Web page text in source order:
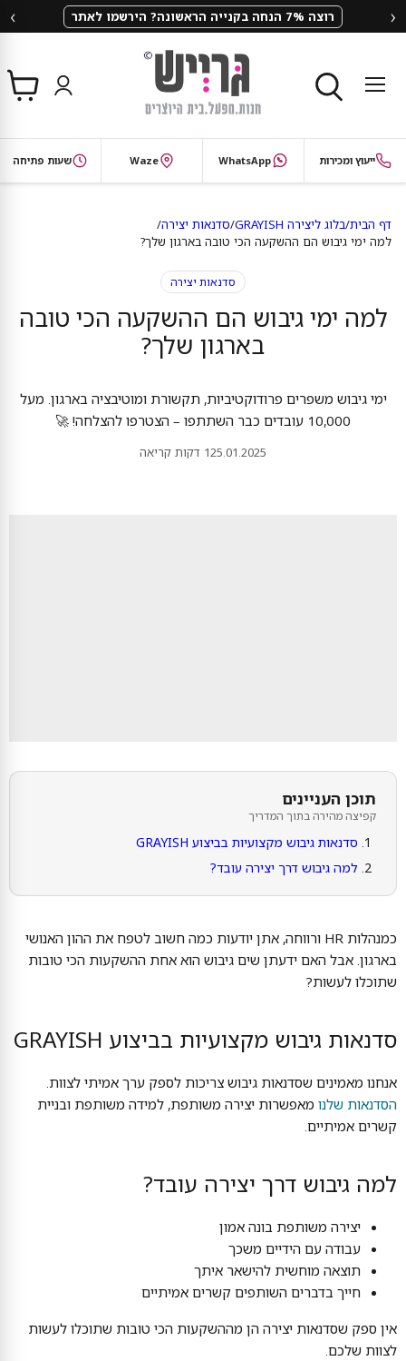
‹ רוצה 7% הנחה בקנייה הראשונה? הירשמו לאתר ›
תפריט
צפי
בסל
ייעוץ ומכירות WhatsApp
Waze שעות פתיחה
דף הבית/בלוג ליצירה GRAYISH /סדנאות יצירה/
למה ימי גיבוש הם ההשקעה הכי טובה בארגון שלך?
סדנאות יצירה
למה ימי גיבוש הם ההשקעה הכי טובה
בארגון שלך?
ימי גיבוש משפרים פרודוקטיביות, תקשורת ומוטיבציה בארגון. מעל
10,000 עובדים כבר השתתפו – הצטרפו להצלחה! 🚀
25.01.20251 דקות קריאה
תוכן העניינים
קפיצה מהירה בתוך המדריך
סדנאות גיבוש מקצועיות בביצוע GRAYISH
למה גיבוש דרך יצירה עובד?
כמנהלות HR ורווחה, אתן יודעות כמה חשוב לטפח את ההון האנושי
בארגון. אבל האם ידעתן שים גיבוש הוא אחת ההשקעות הכי טובות
שתוכלו לעשות?
סדנאות גיבוש מקצועיות בביצוע GRAYISH
אנחנו מאמינים שסדנאות גיבוש צריכות לספק ערך אמיתי לצוות.
הסדנאות שלנו מאפשרות יצירה משותפת, למידה משותפת ובניית
קשרים אמיתיים.
למה גיבוש דרך יצירה עובד?
יצירה משותפת בונה אמון
עבודה עם הידיים משכך
תוצאה מוחשית להישאר איתך
חייך בדברים השותפים קשרים אמיתיים
אין ספק שסדנאות יצירה הן מההשקעות הכי טובות שתוכלו לעשות
לצוות שלכם.